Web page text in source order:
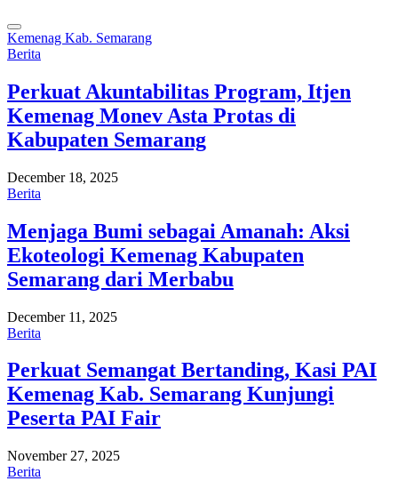
Kemenag Kab. Semarang
Berita
Perkuat Akuntabilitas Program, Itjen
Kemenag Monev Asta Protas di
Kabupaten Semarang
December 18, 2025
Berita
Menjaga Bumi sebagai Amanah: Aksi
Ekoteologi Kemenag Kabupaten
Semarang dari Merbabu
December 11, 2025
Berita
Perkuat Semangat Bertanding, Kasi PAI
Kemenag Kab. Semarang Kunjungi
Peserta PAI Fair
November 27, 2025
Berita